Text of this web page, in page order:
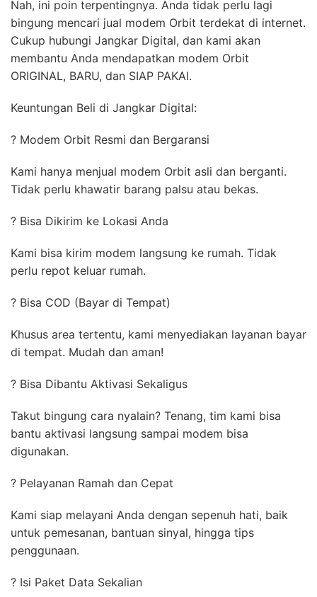
Nah, ini poin terpentingnya. Anda tidak perlu lagi
bingung mencari jual modem Orbit terdekat di internet.
Cukup hubungi Jangkar Digital, dan kami akan
membantu Anda mendapatkan modem Orbit
ORIGINAL, BARU, dan SIAP PAKAI.
Keuntungan Beli di Jangkar Digital:
? Modem Orbit Resmi dan Bergaransi
Kami hanya menjual modem Orbit asli dan berganti.
Tidak perlu khawatir barang palsu atau bekas.
? Bisa Dikirim ke Lokasi Anda
Kami bisa kirim modem langsung ke rumah. Tidak
perlu repot keluar rumah.
? Bisa COD (Bayar di Tempat)
Khusus area tertentu, kami menyediakan layanan bayar
di tempat. Mudah dan aman!
? Bisa Dibantu Aktivasi Sekaligus
Takut bingung cara nyalain? Tenang, tim kami bisa
bantu aktivasi langsung sampai modem bisa
digunakan.
? Pelayanan Ramah dan Cepat
Kami siap melayani Anda dengan sepenuh hati, baik
untuk pemesanan, bantuan sinyal, hingga tips
penggunaan.
? Isi Paket Data Sekalian